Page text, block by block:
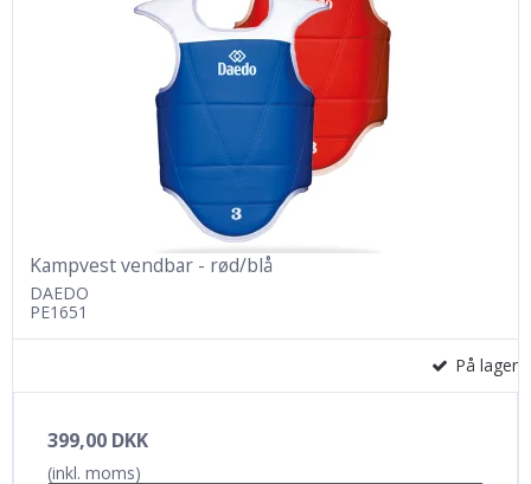
Kampvest vendbar - rød/blå
DAEDO
PE1651
På lager
399,00 DKK
(inkl. moms)